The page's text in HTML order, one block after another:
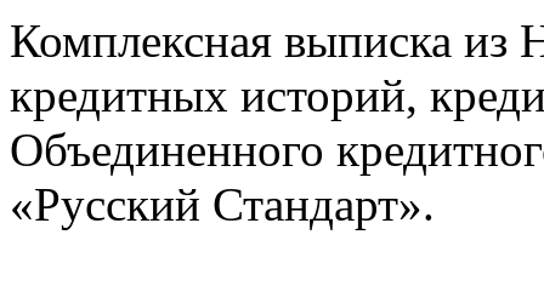
Комплексная выписка из
кредитных историй,
Объединенного
«Русский Стандарт».